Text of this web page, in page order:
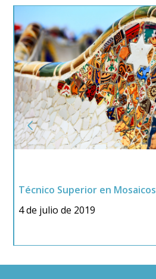
Técnico Superior en Mosaicos
4 de julio de 2019